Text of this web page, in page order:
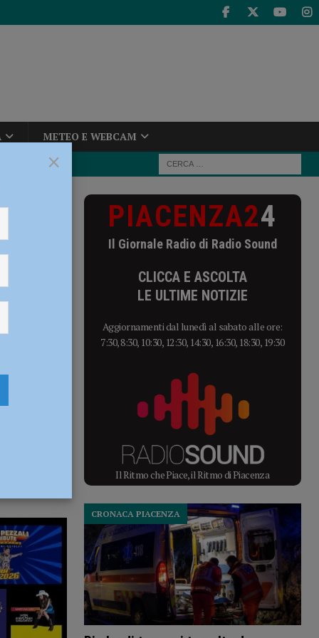
METEO E WEBCAM
sulla
tilt
PIACENZA24
Il Giornale Radio di Radio Sound
CLICCA E ASCOLTA
LE ULTIME NOTIZIE
Aggiornamenti dal lunedì al sabato alle ore:
7:30, 8:30, 10:30, 12:30, 14:30, 16:30, 18:30, 19:30
Il Ritmo che Piace, il Ritmo di Piacenza
CRONACA PIACENZA
×